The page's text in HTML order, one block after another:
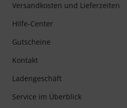
Versandkosten und Lieferzeiten
Hilfe-Center
Gutscheine
Kontakt
Ladengeschäft
Service im Überblick